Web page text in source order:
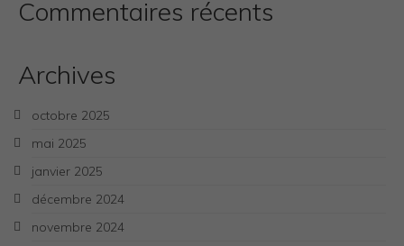
Commentaires récents
Archives
octobre 2025
mai 2025
janvier 2025
décembre 2024
novembre 2024